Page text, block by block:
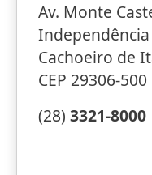
Av. Monte
Independência
Cachoeiro de
CEP 29306-500
(28) 3321-8000